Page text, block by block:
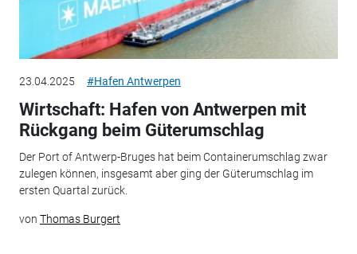
23.04.2025 #Hafen Antwerpen
Wirtschaft: Hafen von Antwerpen mit
Rückgang beim Güterumschlag
Der Port of Antwerp-Bruges hat beim Containerumschlag zwar
zulegen können, insgesamt aber ging der Güterumschlag im
ersten Quartal zurück.
von Thomas Burgert